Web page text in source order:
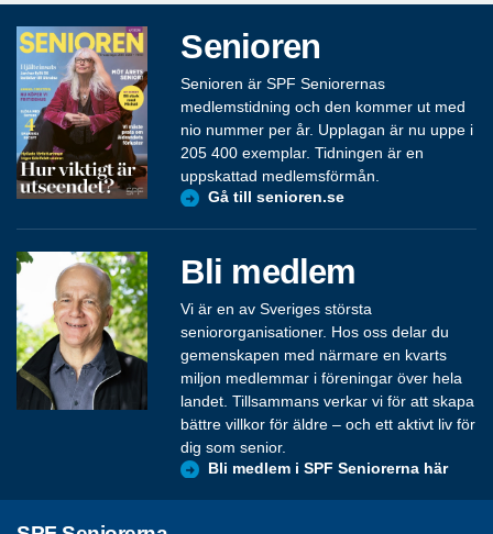
Senioren
Senioren är SPF Seniorernas
medlemstidning och den kommer ut med
nio nummer per år. Upplagan är nu uppe i
205 400 exemplar. Tidningen är en
uppskattad medlemsförmån.
Gå till senioren.se
Bli medlem
Vi är en av Sveriges största
seniororganisationer. Hos oss delar du
gemenskapen med närmare en kvarts
miljon medlemmar i föreningar över hela
landet. Tillsammans verkar vi för att skapa
bättre villkor för äldre – och ett aktivt liv för
dig som senior.
Bli medlem i SPF Seniorerna här